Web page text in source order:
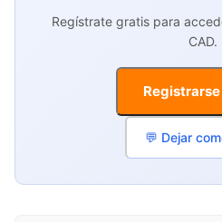
Regístrate gratis para
CAD.
💬 Dejar